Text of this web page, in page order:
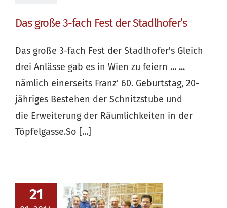
Das große 3-fach Fest der Stadlhofer’s
Das große 3-fach Fest der Stadlhofer's Gleich
drei Anlässe gab es in Wien zu feiern ... ...
nämlich einerseits Franz' 60. Geburtstag, 20-
jähriges Bestehen der Schnitzstube und
die Erweiterung der Räumlichkeiten in der
Töpfelgasse.So [...]
21